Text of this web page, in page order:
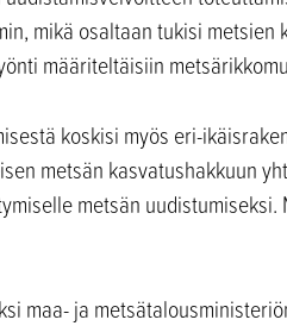
mikä osaltaan tukisi
määriteltäisiin
koskisi myös eri-
metsän kasvatushakkuun
metsän
maa- ja